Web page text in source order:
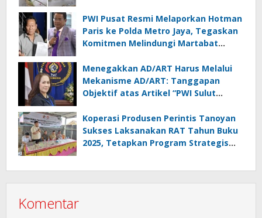
PWI Pusat Resmi Melaporkan Hotman
Paris ke Polda Metro Jaya, Tegaskan
Komitmen Melindungi Martabat
Menegakkan AD/ART Harus Melalui
Mekanisme AD/ART: Tanggapan
Objektif atas Artikel “PWI Sulut
Melanggar Aturan”
Koperasi Produsen Perintis Tanoyan
Sukses Laksanakan RAT Tahun Buku
2025, Tetapkan Program Strategis
Komentar